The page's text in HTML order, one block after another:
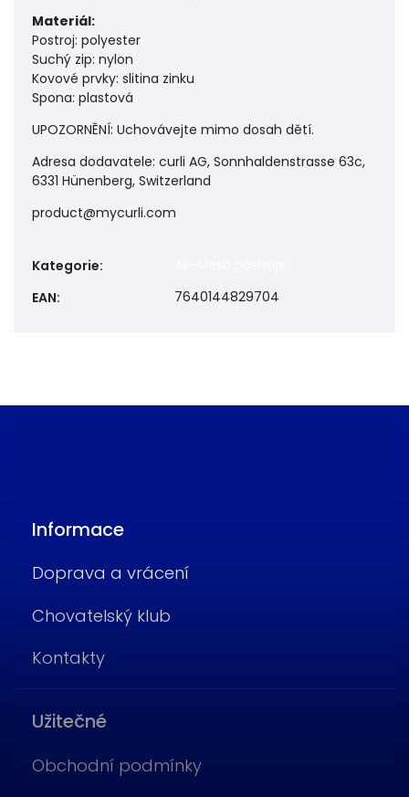
Materiál:
Postroj: polyester
Suchý zip: nylon
Kovové prvky: slitina zinku
Spona: plastová
UPOZORNĚNÍ: Uchovávejte mimo dosah dětí.
Adresa dodavatele: curli AG, Sonnhaldenstrasse 63c,
6331 Hünenberg, Switzerland
product@mycurli.com
Kategorie:
EAN: 7640144829704
Informace
Doprava a vrácení
Chovatelský klub
Kontakty
Užitečné
Obchodní podmínky